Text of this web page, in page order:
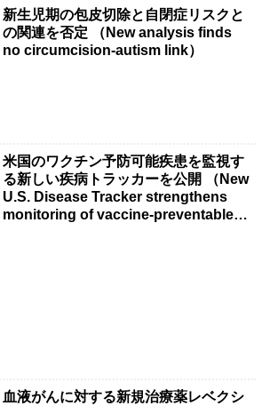
新生児期の包皮切除と自閉症リスクと
の関連を否定 （New analysis finds
no circumcision-autism link）
米国のワクチン予防可能疾患を監視す
る新しい疾病トラッカーを公開 （New
U.S. Disease Tracker strengthens
monitoring of vaccine-preventable
血液がんに対する新規治療薬レベクシ